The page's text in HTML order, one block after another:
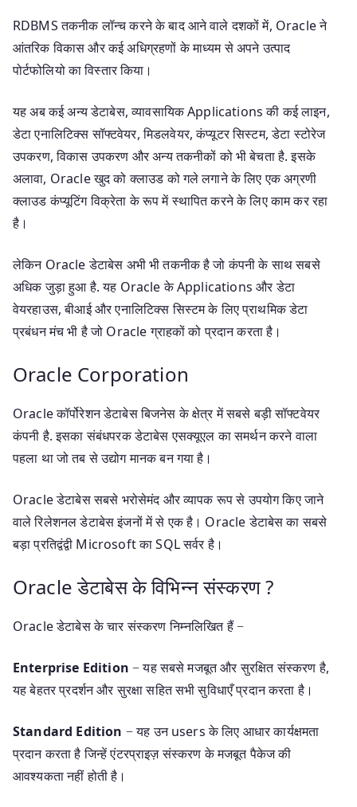
RDBMS तकनीक लॉन्च करने के बाद आने वाले दशकों में, Oracle ने
आंतरिक विकास और कई अधिग्रहणों के माध्यम से अपने उत्पाद
पोर्टफोलियो का विस्तार किया।
यह अब कई अन्य डेटाबेस, व्यावसायिक Applications की कई लाइन,
डेटा एनालिटिक्स सॉफ्टवेयर, मिडलवेयर, कंप्यूटर सिस्टम, डेटा स्टोरेज
उपकरण, विकास उपकरण और अन्य तकनीकों को भी बेचता है. इसके
अलावा, Oracle खुद को क्लाउड को गले लगाने के लिए एक अग्रणी
क्लाउड कंप्यूटिंग विक्रेता के रूप में स्थापित करने के लिए काम कर रहा
है।
लेकिन Oracle डेटाबेस अभी भी तकनीक है जो कंपनी के साथ सबसे
अधिक जुड़ा हुआ है. यह Oracle के Applications और डेटा
वेयरहाउस, बीआई और एनालिटिक्स सिस्टम के लिए प्राथमिक डेटा
प्रबंधन मंच भी है जो Oracle ग्राहकों को प्रदान करता है।
Oracle Corporation
Oracle कॉर्पोरेशन डेटाबेस बिजनेस के क्षेत्र में सबसे बड़ी सॉफ्टवेयर
कंपनी है. इसका संबंधपरक डेटाबेस एसक्यूएल का समर्थन करने वाला
पहला था जो तब से उद्योग मानक बन गया है।
Oracle डेटाबेस सबसे भरोसेमंद और व्यापक रूप से उपयोग किए जाने
वाले रिलेशनल डेटाबेस इंजनों में से एक है। Oracle डेटाबेस का सबसे
बड़ा प्रतिद्वंद्वी Microsoft का SQL सर्वर है।
Oracle डेटाबेस के विभिन्न संस्करण ?
Oracle डेटाबेस के चार संस्करण निम्नलिखित हैं −
Enterprise Edition − यह सबसे मजबूत और सुरक्षित संस्करण है,
यह बेहतर प्रदर्शन और सुरक्षा सहित सभी सुविधाएँ प्रदान करता है।
Standard Edition − यह उन users के लिए आधार कार्यक्षमता
प्रदान करता है जिन्हें एंटरप्राइज़ संस्करण के मजबूत पैकेज की
आवश्यकता नहीं होती है।